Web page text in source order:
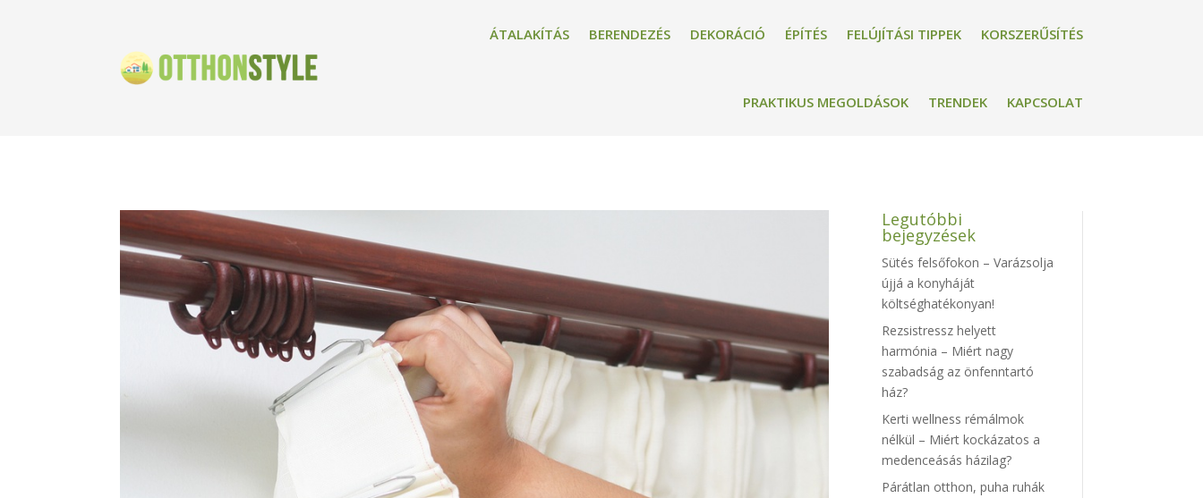
ÁTALAKÍTÁS BERENDEZÉS DEKORÁCIÓ ÉPÍTÉS FELÚJÍTÁSI TIPPEK KORSZERŰSÍTÉS
PRAKTIKUS MEGOLDÁSOK TRENDEK KAPCSOLAT
Legutóbbi
bejegyzések
Sütés felsőfokon – Varázsolja
újjá a konyháját
költséghatékonyan!
Rezsistressz helyett
harmónia – Miért nagy
szabadság az önfenntartó
ház?
Kerti wellness rémálmok
nélkül – Miért kockázatos a
medenceásás házilag?
Párátlan otthon, puha ruhák